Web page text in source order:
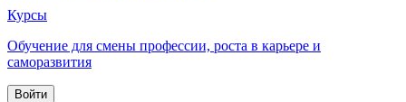
Курсы
Обучение для смены профессии, роста в карьере и
саморазвития
Войти